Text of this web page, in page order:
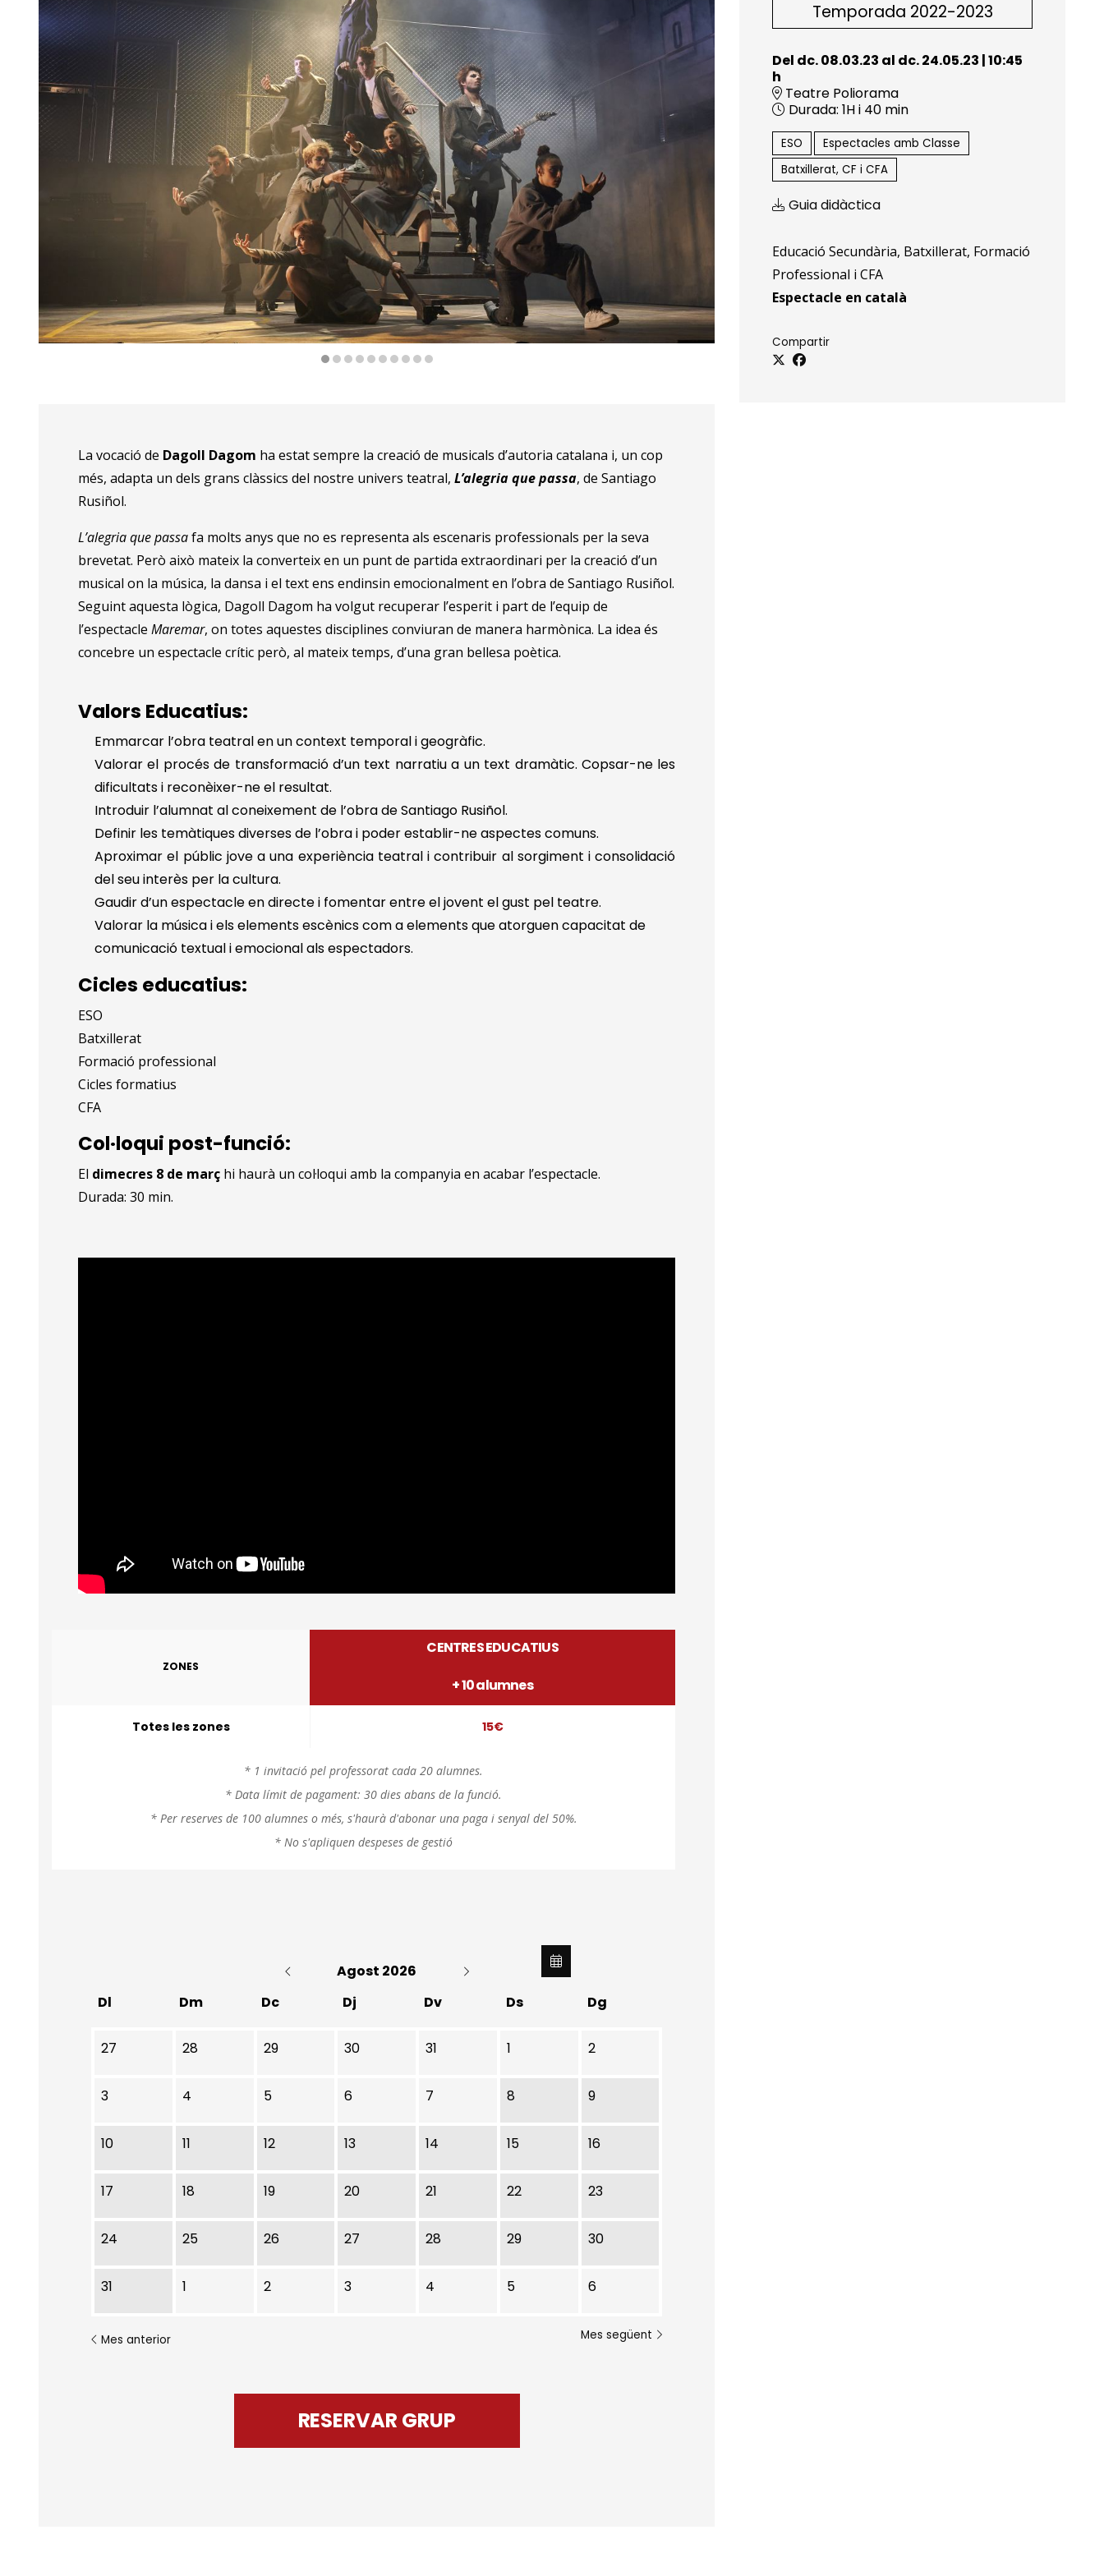
Temporada 2022-2023
Del dc. 08.03.23 al dc. 24.05.23 |10:45
h
Teatre Poliorama
Durada: 1H i 40 min
ESO
Espectacles amb Classe
Batxillerat, CF i CFA
Guia didàctica
Educació Secundària, Batxillerat, Formació
Professional i CFA
Espectacle en català
Compartir
La vocació de Dagoll Dagom ha estat sempre la creació de musicals d’autoria catalana i, un cop
més, adapta un dels grans clàssics del nostre univers teatral,L’alegria que passa, de Santiago
Rusiñol.
L’alegria que passafa molts anys que no es representa als escenaris professionals per la seva
brevetat. Però això mateix la converteix en un punt de partida extraordinari per la creació d’un
musical on la música, la dansa i el text ens endinsin emocionalment en l’obra de Santiago Rusiñol.
Seguint aquesta lògica, Dagoll Dagom ha volgut recuperar l’esperit i part de l’equip de
l’espectacleMaremar, on totes aquestes disciplines conviuran de manera harmònica. La idea és
concebre un espectacle crític però, al mateix temps, d’una gran bellesa poètica.
Valors Educatius:
Emmarcar l’obra teatral en un context temporal i geogràfic.
Valorar el procés de transformació d’un text narratiu a un text dramàtic. Copsar-ne les
dificultats i reconèixer-ne el resultat.
Introduir l’alumnat al coneixement de l’obra de Santiago Rusiñol.
Definir les temàtiques diverses de l’obra i poder establir-ne aspectes comuns.
Aproximar el públic jove a una experiència teatral i contribuir al sorgiment i consolidació
del seu interès per la cultura.
Gaudir d’un espectacle en directe i fomentar entre el jovent el gust pel teatre.
Valorar la música i els elements escènics com a elements que atorguen capacitat de
comunicació textual i emocional als espectadors.
Cicles educatius:
ESO
Batxillerat
Formació professional
Cicles formatius
CFA
Col·loqui post-funció:
El dimecres 8 de març hi haurà un col·loqui amb la companyia en acabar l’espectacle.
Durada: 30 min.
ZONES
CENTRES EDUCATIUS
+ 10 alumnes
Totes les zones 15€
* 1 invitació pel professorat cada 20 alumnes.
* Data límit de pagament: 30 dies abans de la funció.
* Per reserves de 100 alumnes o més, s'haurà d'abonar una paga i senyal del 50%.
* No s'apliquen despeses de gestió
Agost 2026
Dl
Dm Dc Dj Dv Ds Dg
No hi ha cap activitat aquest mes
27 28 29 30 31 1 2
3 4 5 6 7 8 9
10 11 12 13 14 15 16
17 18 19 20 21 22 23
24 25 26 27 28 29 30
31 1 2 3 4 5 6
Mes anterior Mes següent
RESERVAR GRUP